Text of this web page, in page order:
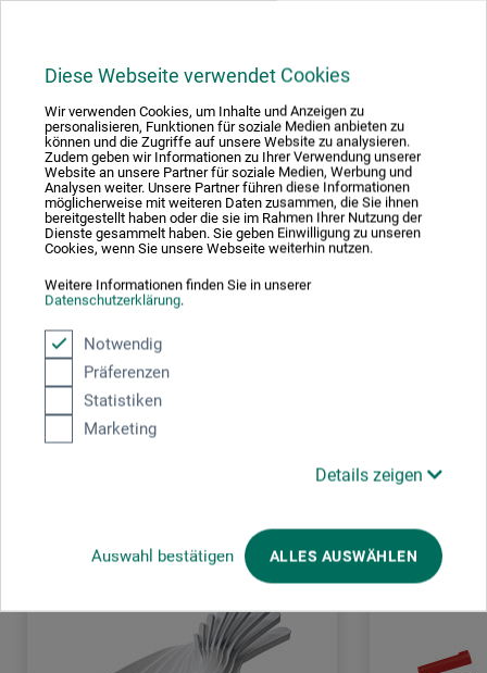
Diese Webseite verwendet Cookies
Wir verwenden Cookies, um Inhalte und Anzeigen zu
personalisieren, Funktionen für soziale Medien anbieten zu
können und die Zugriffe auf unsere Website zu analysieren.
Zudem geben wir Informationen zu Ihrer Verwendung unserer
Website an unsere Partner für soziale Medien, Werbung und
Analysen weiter. Unsere Partner führen diese Informationen
möglicherweise mit weiteren Daten zusammen, die Sie ihnen
bereitgestellt haben oder die sie im Rahmen Ihrer Nutzung der
Dienste gesammelt haben. Sie geben Einwilligung zu unseren
Cookies, wenn Sie unsere Webseite weiterhin nutzen.
Weitere Informationen finden Sie in unserer
Datenschutzerklärung.
Notwendig
Präferenzen
Statistiken
Marketing
Details zeigen
Auswahl bestätigen ALLES AUSWÄHLEN
Hersteller-Kontakt
Hier finden Sie die Kontaktdaten des Herstellers zu
RUMOLD & ECOBRA GmbH
Schlossgasse 5
90522 Oberasbach
info@ecobra.de
Kunden kauften auch